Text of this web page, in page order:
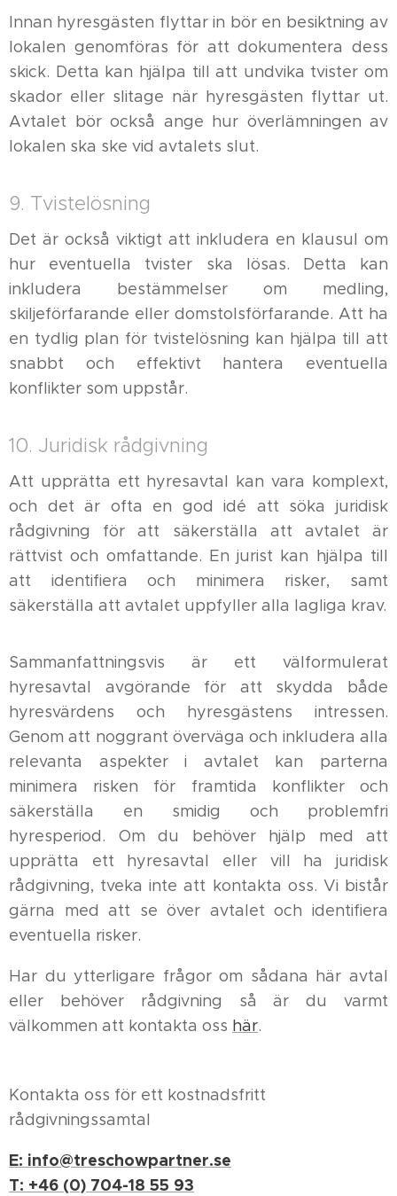
Innan hyresgästen flyttar in bör en besiktning av
lokalen genomföras för att dokumentera dess
skick. Detta kan hjälpa till att undvika tvister om
skador eller slitage när hyresgästen flyttar ut.
Avtalet bör också ange hur överlämningen av
lokalen ska ske vid avtalets slut.
9. Tvistelösning
Det är också viktigt att inkludera en klausul om
hur eventuella tvister ska lösas. Detta kan
inkludera bestämmelser om medling,
skiljeförfarande eller domstolsförfarande. Att ha
en tydlig plan för tvistelösning kan hjälpa till att
snabbt och effektivt hantera eventuella
konflikter som uppstår.
10. Juridisk rådgivning
Att upprätta ett hyresavtal kan vara komplext,
och det är ofta en god idé att söka juridisk
rådgivning för att säkerställa att avtalet är
rättvist och omfattande. En jurist kan hjälpa till
att identifiera och minimera risker, samt
säkerställa att avtalet uppfyller alla lagliga krav.
Sammanfattningsvis är ett välformulerat
hyresavtal avgörande för att skydda både
hyresvärdens och hyresgästens intressen.
Genom att noggrant överväga och inkludera alla
relevanta aspekter i avtalet kan parterna
minimera risken för framtida konflikter och
säkerställa en smidig och problemfri
hyresperiod. Om du behöver hjälp med att
upprätta ett hyresavtal eller vill ha juridisk
rådgivning, tveka inte att kontakta oss. Vi bistår
gärna med att se över avtalet och identifiera
eventuella risker.
Har du ytterligare frågor om sådana här avtal
eller behöver rådgivning så är du varmt
välkommen att kontakta oss här.
Kontakta oss för ett kostnadsfritt
rådgivningssamtal
E: info@treschowpartner.se
T: +46 (0) 704-18 55 93